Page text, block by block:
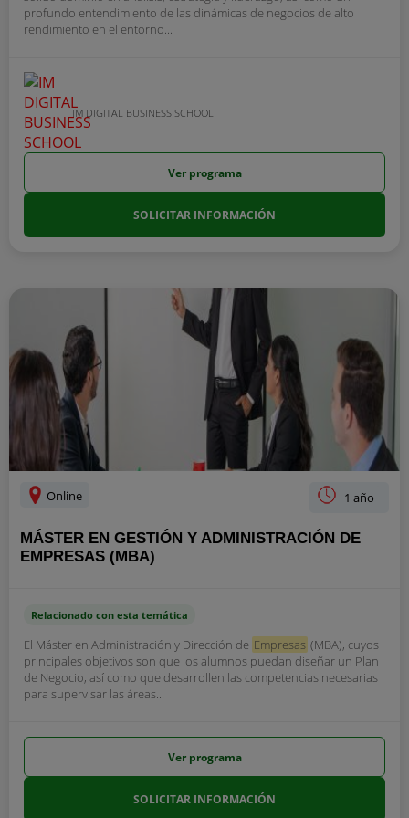
profundo entendimiento de las dinámicas de negocios de alto
rendimiento en el entorno...
IM DIGITAL BUSINESS SCHOOL
Ver programa
SOLICITAR INFORMACIÓN
Online 1 año
MÁSTER EN GESTIÓN Y ADMINISTRACIÓN DE
EMPRESAS (MBA)
Relacionado con esta temática
El Máster en Administración y Dirección de Empresas (MBA), cuyos
principales objetivos son que los alumnos puedan diseñar un Plan
de Negocio, así como que desarrollen las competencias necesarias
para supervisar las áreas...
Ver programa
SOLICITAR INFORMACIÓN